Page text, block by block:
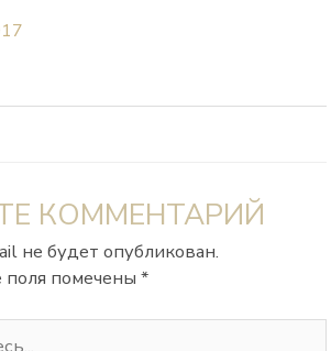
КОММЕНТАРИЙ
не будет опубликован.
поля помечены*